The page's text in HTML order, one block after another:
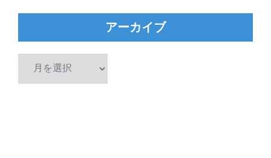
アーカイブ